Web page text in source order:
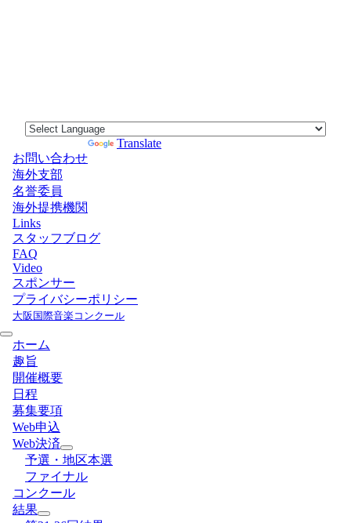
Translate
お問い合わせ
海外支部
名誉委員
海外提携機関
Links
スタッフブログ
FAQ
Video
スポンサー
プライバシーポリシー
大阪国際音楽コンクール
ホーム
趣旨
開催概要
日程
募集要項
Web申込
Web決済
予選・地区本選
ファイナル
コンクール
結果